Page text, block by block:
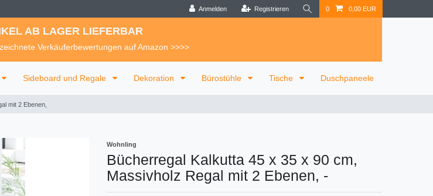
Anmelden Registrieren 0 0,00 EUR
AB LAGER LIEFERBAR
Verkäuferbewertungen auf Amazon >>>>
Sideboard und Regale Dekoration Bürostühle Tische Duschpaneele
mit 2 Ebenen,
Wohnling
Bücherregal Kalkutta 45 x 35 x 90 cm,
Massivholz Regal mit 2 Ebenen, -